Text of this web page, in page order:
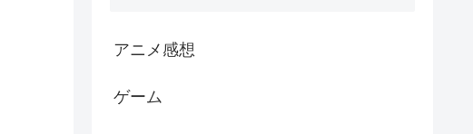
アニメ感想
ゲーム